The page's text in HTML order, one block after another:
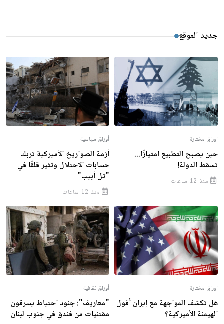
جديد الموقع
اوراق مختارة
حين يصبح التطبيع امتيازًا...
تسقط الدولة!
منذ 12 ساعات
أوراق سياسية
أزمة الصواريخ الأميركية تربك
حسابات الاحتلال وتثير قلقًا في
"تل أبيب"
منذ 12 ساعات
اوراق مختارة
هل تكشف المواجهة مع إيران أفول
الهيمنة الأميركية؟
أوراق ثقافية
"معاريف": جنود احتياط يسرقون
مقتنيات من فندق في جنوب لبنان